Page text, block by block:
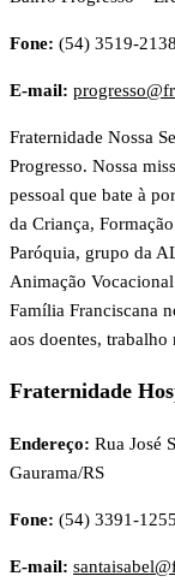
Fone: (54) 3519-2138
E-mail:
Fraternidade Nossa
Progresso. Nossa
pessoal que bate à
da Criança,
Paróquia, grupo da
Animação
Família Franciscana
aos doentes, trabalho
Fraternidade
Endereço: Rua José
Gaurama/RS
Fone: (54) 3391-1255
E-mail: